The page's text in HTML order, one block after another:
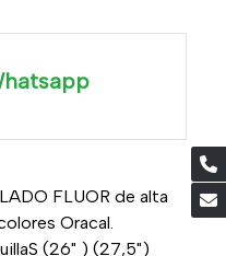
FLUOR de alta
Oracal.
(26" ) (27,5")